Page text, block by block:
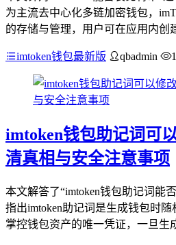
为主流去中心化多链加密钱包，
的存储与管理，用户可在应用内创
imtoken钱包最新版 qbadmin
imtoken钱包助记词可
清真相与安全注意事项
本文解答了“imtoken钱包助记词能
指出imtoken助记词是生成钱包时
掌控钱包资产的唯一凭证，一旦生